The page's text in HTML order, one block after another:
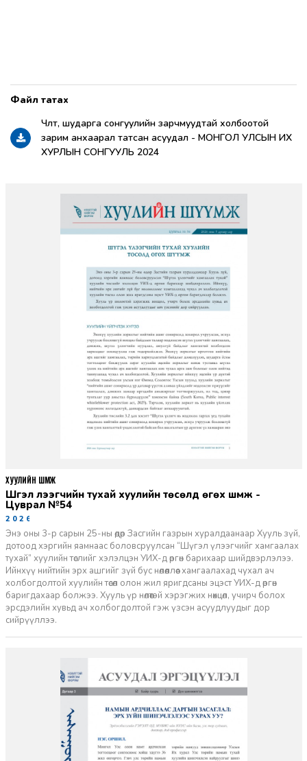
Чөлөөт, шударга сонгуулийн зарчмуудтай холбоотой
зарим анхаарал татсан асуудал - МОНГОЛ УЛСЫН ИХ
ХУРЛЫН СОНГУУЛЬ 2024
Шүгэл үлээгчийн тухай хуулийн төсөлд өгөх шүүмж -
Цуврал №54
2026-07-27
Энэ оны 3-р сарын 25-ны өдөр Засгийн газрын хуралдаанаар Хууль зүй,
дотоод хэргийн яамнаас боловсруулсан “Шүгэл үлээгчийг хамгаалах
тухай” хуулийн төслийг хэлэлцэн УИХ-д өргөн барихаар шийдвэрлэлээ.
Ийнхүү нийтийн эрх ашгийг зүй бус нөлөөллөөс хамгаалахад чухал ач
холбогдолтой хуулийн төсөл олон жил яригдсаны эцэст УИХ-д өргөн
баригдахаар болжээ. Хууль үр нөлөөтэй хэрэгжих нөхцөл, учирч болох
эрсдэлийн хувьд ач холбогдолтой гэж үзсэн асуудлуудыг дор
сийрүүллээ.
ХУУЛИЙН ШҮҮМЖ